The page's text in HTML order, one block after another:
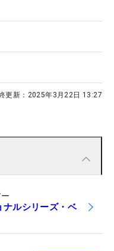
更新： 2025年3月22日 13:27
ナルシリーズ・ベ